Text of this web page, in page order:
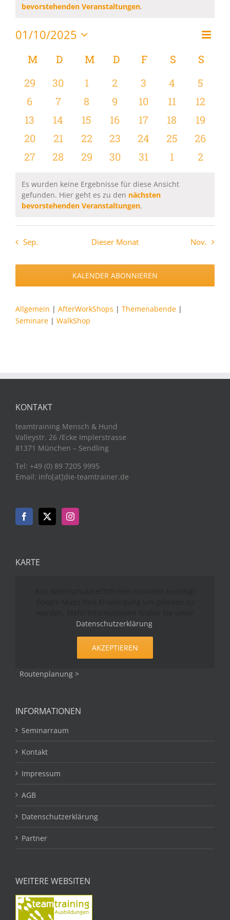
bevorstehenden Veranstaltungen.
Monat
01/10/2025
wählen.
Kalender
von
Veranstaltungen
MMONTAG
D DIENSTAG
MMITTWOCH
D DONNERSTAG
F FREITAG
S SAMSTAG
S
0
Veranstaltungen
29
0
Veranstaltungen
30
0
Veranstaltungen
1
0
Veranstaltungen
2
0
Veranstaltungen
3
0
4
0
5
0
Veranstaltungen
6
0
Veranstaltungen
7
0
Veranstaltungen
8
0
Veranstaltungen
9
0
Veranstaltungen
10
0
11
0
12
0
Veranstaltungen
13
0
Veranstaltungen
14
0
Veranstaltungen
15
0
Veranstaltungen
16
0
Veranstaltungen
17
0
18
0
19
0
Veranstaltungen
20
0
Veranstaltungen
21
0
Veranstaltungen
22
0
Veranstaltungen
23
0
Veranstaltungen
24
0
25
0
26
0
27
0
28
0
29
0
30
0
31
0
1
0
2
Hinweis
Es wurden keine Ergebnisse für diese Ansicht
gefunden. Hier geht es zu den nächsten
bevorstehenden Veranstaltungen.
Sep. Dieser Monat Nov.
KALENDER ABONNIEREN
Allgemein | AfterWorkShops | Themenabende |
Seminare | WalkShop
KONTAKT
teamtraining Mensch & Hund
Valleystr. 26 /Ecke Implerstrasse
81371 München – Sendling
Tel: +49 (0) 89 7205 9995
Email: info[at]die-teamtrainer.de
KARTE
Datenschutzerklärung.
AKZEPTIEREN
Routenplanung >
INFORMATIONEN
Seminarraum
Kontakt
Impressum
AGB
Datenschutzerklärung
Partner
WEITERE WEBSITEN